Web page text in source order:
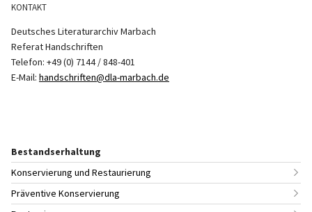
KONTAKT
Deutsches Literaturarchiv Marbach
Referat Handschriften
Telefon: +49 (0) 7144 / 848-401
E-Mail: handschriften@dla-marbach.de
Bestandserhaltung
Konservierung und Restaurierung
Präventive Konservierung